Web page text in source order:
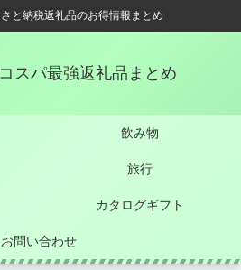
と納税返礼品のお得情報まとめ
スパ最強返礼品まとめ
飲み物
旅行
カタログギフト
お問い合わせ